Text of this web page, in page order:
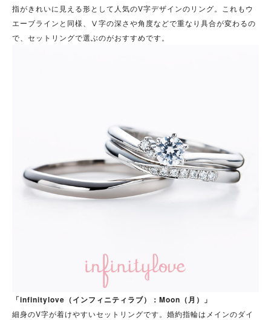
指がきれいに見える形として人気のV字デザインのリング。これもウ
エーブラインと同様、Ⅴ字の深さや角度などで重なり具合が変わるの
で、セットリングで選ぶのがおすすめです。
「infinitylove（インフィニティラブ）：Moon（月）」
細身のV字が着けやすいセットリングです。婚約指輪はメインのダイ